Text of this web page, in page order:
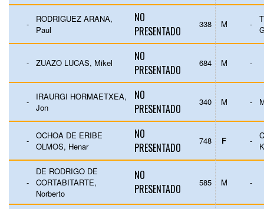
-
RODRIGUEZ ARANA,
Paul
NO
PRESENTADO
338 M -
- ZUAZO LUCAS, Mikel
NO
PRESENTADO
684 M -
-
IRAURGI HORMAETXEA,
Jon
NO
PRESENTADO
340 M -
-
OCHOA DE ERIBE
OLMOS, Henar
NO
PRESENTADO
748 F -
-
DE RODRIGO DE
CORTABITARTE,
Norberto
NO
PRESENTADO
585 M -